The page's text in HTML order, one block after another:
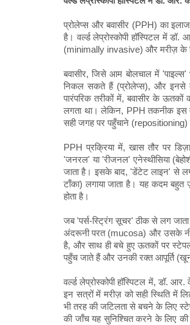
प्रोलेप्स और बवासीर (PPH) का
है। वर्ल्ड लेप्रोस्कोपी हॉस्पिटल में
(minimally invasive) और मरीज़ के
बवासीर, जिसे आम बोलचाल में
निकल सकते हैं (प्रोलेप्स), और इनसे
पारंपरिक तरीकों में, बवासीर के ऊतकों
लगता था। लेकिन, PPH तकनीक इस
सही जगह पर पहुँचाने (repositioning)
PPH प्रक्रिया में, खास तौर पर
'जनरल' या 'रीजनल' एनेस्थीसिया
जाता है। इसके बाद, 'डेंटेट लाइन' से
टाँका) लगाया जाता है। यह कदम बहुत
होता है।
जब 'पर्स-स्ट्रिंग सूचर' ठीक से लग जाता
अंदरूनी परत (mucosa) और उसके
है, और साथ ही बचे हुए ऊतकों पर स्टेपल
पहुँच जाते हैं और उनकी रक्त आपूर्ति
वर्ल्ड लेप्रोस्कोपी हॉस्पिटल में, डॉ.
इन सत्रों में मरीज़ को सही स्थिति में
भी तरह की जटिलता से बचने के लिए
की जाँच यह सुनिश्चित करने के लिए